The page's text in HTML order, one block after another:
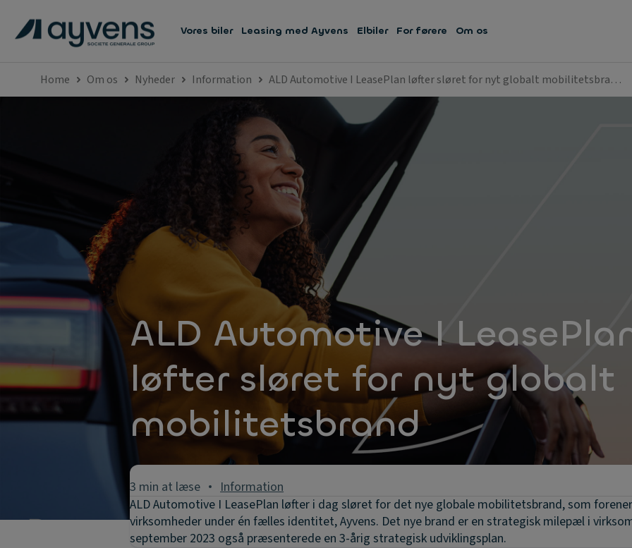
Vores biler Leasing med Ayvens Elbiler For førere Om os
Home Om os Nyheder Information ALD Automotive I LeasePlan løfter sløret for nyt globalt mobilitetsbra…
ALD Automotive I
løfter sløret for nyt globalt
mobilitetsbrand
3 min at læse
Information
ALD Automotive I LeasePlan løfter i dag sløret for det nye globale mobilitetsbrand, som
virksomheder under én fælles identitet, Ayvens. Det nye brand er en strategisk milepæl i
september 2023 også præsenterede en 3-årig strategisk udviklingsplan.